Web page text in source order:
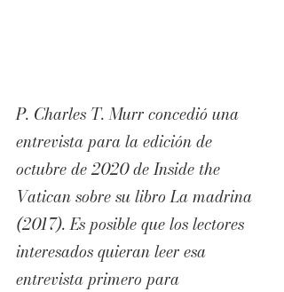
P. Charles T. Murr concedió una
entrevista para la edición de
octubre de 2020 de Inside the
Vatican sobre su libro La madrina
(2017). Es posible que los lectores
interesados quieran leer esa
entrevista primero para